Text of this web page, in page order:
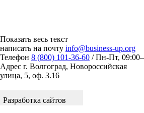
Показать весь текст
написать на почту info@business-up.org
Телефон 8 (800) 101-36-60 / Пн-Пт,
Адрес г. Волгоград, Новороссийская
улица, 5, оф. 3.16
Разработка сайтов